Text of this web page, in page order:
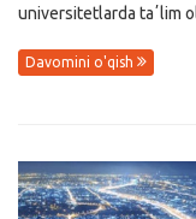
universitetlarda taʼlim
Davomini o'qish